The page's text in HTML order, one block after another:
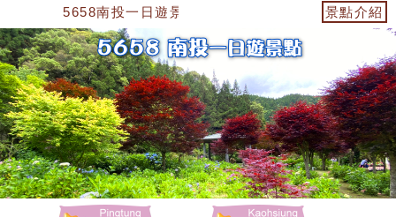
5658南投一日遊景點 景點介紹